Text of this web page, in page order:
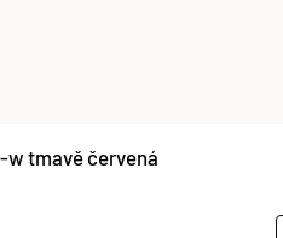
w tmavě červená